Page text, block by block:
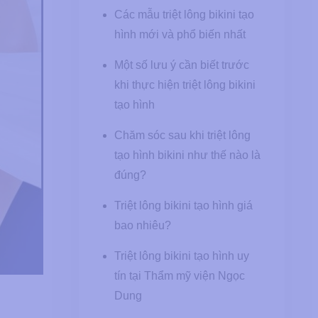
Các mẫu triệt lông bikini tạo
hình mới và phổ biến nhất
Một số lưu ý cần biết trước
khi thực hiện triệt lông bikini
tạo hình
Chăm sóc sau khi triệt lông
tạo hình bikini như thế nào là
đúng?
Triệt lông bikini tạo hình giá
bao nhiêu?
Triệt lông bikini tạo hình uy
tín tại Thẩm mỹ viện Ngọc
Dung